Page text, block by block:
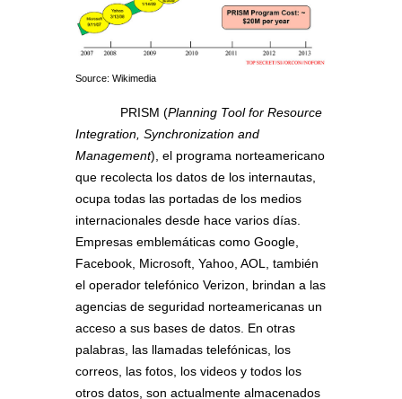
Source: Wikimedia
PRISM (Planning Tool for Resource
Integration, Synchronization and
Management), el programa norteamericano
que recolecta los datos de los internautas,
ocupa todas las portadas de los medios
internacionales desde hace varios días.
Empresas emblemáticas como Google,
Facebook, Microsoft, Yahoo, AOL, también
el operador telefónico Verizon, brindan a las
agencias de seguridad norteamericanas un
acceso a sus bases de datos. En otras
palabras, las llamadas telefónicas, los
correos, las fotos, los videos y todos los
otros datos, son actualmente almacenados